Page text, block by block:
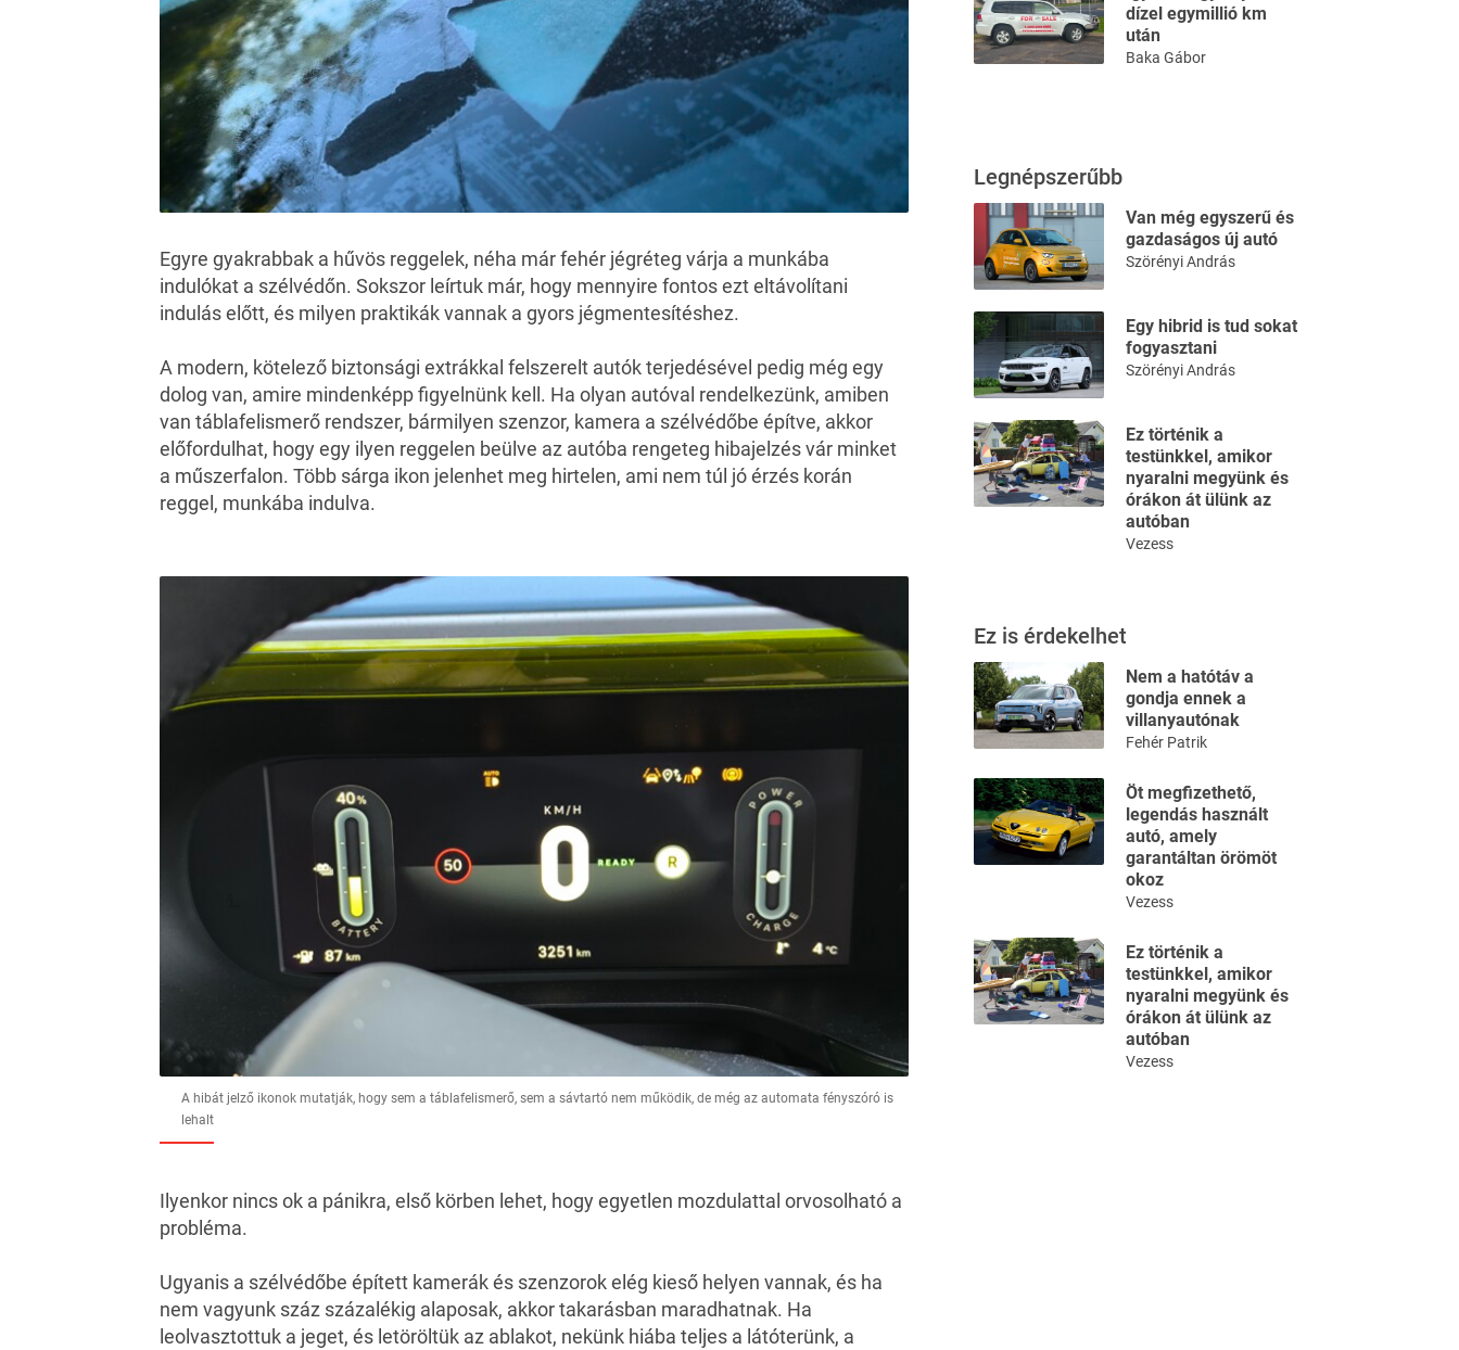
Egyre gyakrabbak a hűvös reggelek, néha már fehér jégréteg várja a munkába
indulókat a szélvédőn. Sokszor leírtuk már, hogy mennyire fontos ezt eltávolítani
indulás előtt, és milyen praktikákvannak a gyors jégmentesítéshez.
A modern, kötelező biztonsági extrákkal felszerelt autók terjedésével pedig még egy
dolog van, amire mindenképp figyelnünk kell. Ha olyan autóval rendelkezünk, amiben
van táblafelismerő rendszer, bármilyen szenzor, kamera a szélvédőbe építve, akkor
előfordulhat, hogy egy ilyen reggelen beülve az autóba rengeteg hibajelzés vár minket
a műszerfalon. Több sárga ikon jelenhet meg hirtelen, ami nem túl jó érzés korán
reggel, munkába indulva.
A hibát jelző ikonok mutatják, hogy sem a táblafelismerő, sem a sávtartó nem működik, de még az automata fényszóró is
lehalt
Ilyenkor nincs ok a pánikra, első körben lehet, hogy egyetlen mozdulattal orvosolható a
probléma.
Ugyanis a szélvédőbe épített kamerák és szenzorok elég kieső helyen vannak, és ha
nem vagyunk száz százalékig alaposak, akkor takarásban maradhatnak. Ha
leolvasztottuk a jeget, és letöröltük az ablakot, nekünk hiába teljes a látóterünk, a
dízel egymillió km
után
Baka Gábor
Legnépszerűbb
Van még egyszerű és
gazdaságos új autó
Szörényi András
Egy hibrid is tud sokat
fogyasztani
Szörényi András
Ez történik a
testünkkel, amikor
nyaralni megyünk és
órákon át ülünk az
autóban
Vezess
Ez is érdekelhet
Nem a hatótáv a
gondja ennek a
villanyautónak
Fehér Patrik
Öt megfizethető,
legendás használt
autó, amely
garantáltan örömöt
okoz
Vezess
Ez történik a
testünkkel, amikor
nyaralni megyünk és
órákon át ülünk az
autóban
Vezess